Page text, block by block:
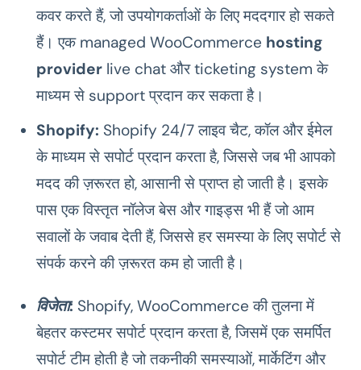
कवर करते हैं, जो उपयोगकर्ताओं के लिए मददगार हो सकते
हैं। एक managed WooCommerce hosting
provider live chat और ticketing system के
माध्यम से support प्रदान कर सकता है।
Shopify: Shopify 24/7 लाइव चैट, कॉल और ईमेल
के माध्यम से सपोर्ट प्रदान करता है, जिससे जब भी आपको
मदद की ज़रूरत हो, आसानी से प्राप्त हो जाती है। इसके
पास एक विस्तृत नॉलेज बेस और गाइड्स भी हैं जो आम
सवालों के जवाब देती हैं, जिससे हर समस्या के लिए सपोर्ट से
संपर्क करने की ज़रूरत कम हो जाती है।
विजेता: Shopify, WooCommerce की तुलना में
बेहतर कस्टमर सपोर्ट प्रदान करता है, जिसमें एक समर्पित
सपोर्ट टीम होती है जो तकनीकी समस्याओं, मार्केटिंग और